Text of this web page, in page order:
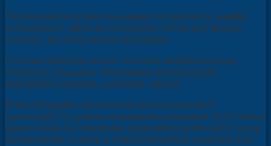
Пропекшиеся куличи вынимают из духового шкафа,
укладывают набок до остывания. Когда дно формы
остынет, выпечку можно доставать.
Готовые изделия можно поливать всевозможной
глазурью, украшать посыпками, пасхальными
надписями, узорами, цукатами, маком.
Если соблюдать технологию приготовления и
выпекания, то куличи непременно получатся. А это очень
важно, ведь по поверьям, удавшийся кулич несет дому
процветание и удачу, а потрескавшийся, опавший или